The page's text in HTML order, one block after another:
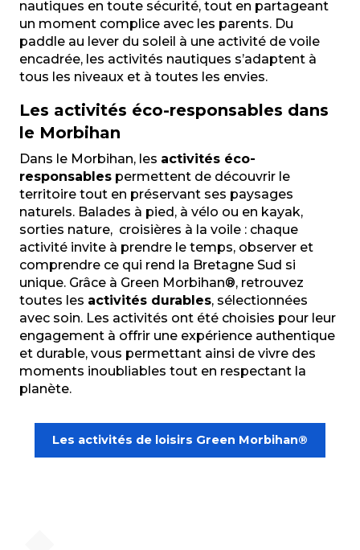
nautiques en toute sécurité, tout en partageant
un moment complice avec les parents. Du
paddle au lever du soleil à une activité de voile
encadrée, les activités nautiques s’adaptent à
tous les niveaux et à toutes les envies.
Les activités éco-responsables dans
le Morbihan
Dans le Morbihan, les activités éco-
responsables permettent de découvrir le
territoire tout en préservant ses paysages
naturels. Balades à pied, à vélo ou en kayak,
sorties nature, croisières à la voile : chaque
activité invite à prendre le temps, observer et
comprendre ce qui rend la Bretagne Sud si
unique. Grâce à Green Morbihan®, retrouvez
toutes les activités durables, sélectionnées
avec soin. Les activités ont été choisies pour leur
engagement à offrir une expérience authentique
et durable, vous permettant ainsi de vivre des
moments inoubliables tout en respectant la
planète.
Les activités de loisirs Green Morbihan®